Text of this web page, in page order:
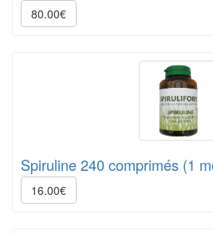
80.00€
Spiruline 240 comprimés (1
16.00€